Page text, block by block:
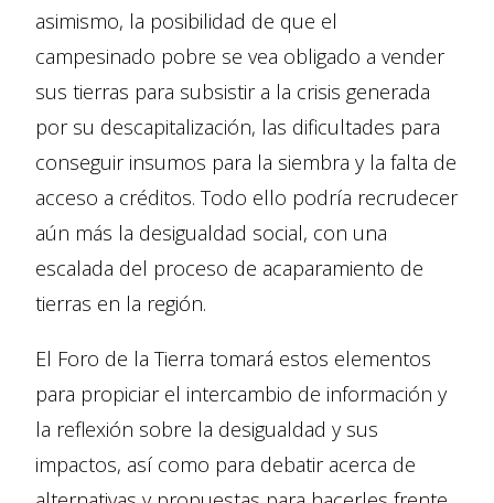
asimismo, la posibilidad de que el
campesinado pobre se vea obligado a vender
sus tierras para subsistir a la crisis generada
por su descapitalización, las dificultades para
conseguir insumos para la siembra y la falta de
acceso a créditos. Todo ello podría recrudecer
aún más la desigualdad social, con una
escalada del proceso de acaparamiento de
tierras en la región.
El Foro de la Tierra tomará estos elementos
para propiciar el intercambio de información y
la reflexión sobre la desigualdad y sus
impactos, así como para debatir acerca de